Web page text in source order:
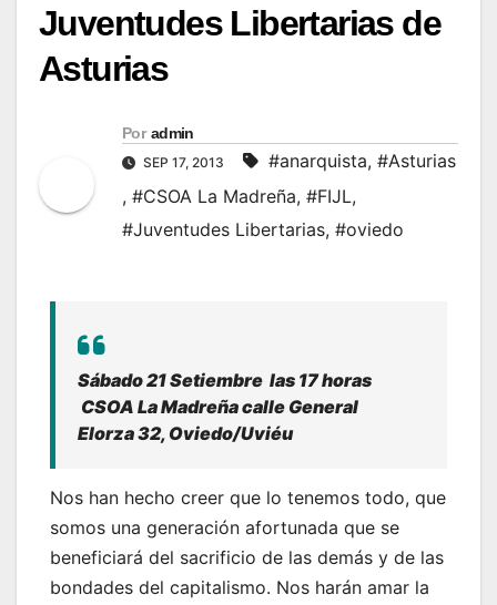
Juventudes Libertarias de
Asturias
Por admin
SEP 17, 2013 #anarquista, #Asturias
, #CSOA La Madreña, #FIJL,
#Juventudes Libertarias, #oviedo
Sábado 21 Setiembre las 17 horas
CSOA La Madreña calle General
Elorza 32, Oviedo/Uviéu
Nos han hecho creer que lo tenemos todo, que
somos una generación afortunada que se
beneficiará del sacrificio de las demás y de las
bondades del capitalismo. Nos harán amar la